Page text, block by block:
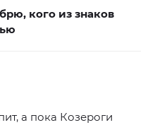
кого из знаков
а пока Козероги